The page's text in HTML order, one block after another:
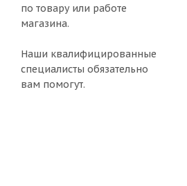
по товару или работе
магазина.
Наши квалифицированные
специалисты обязательно
вам помогут.